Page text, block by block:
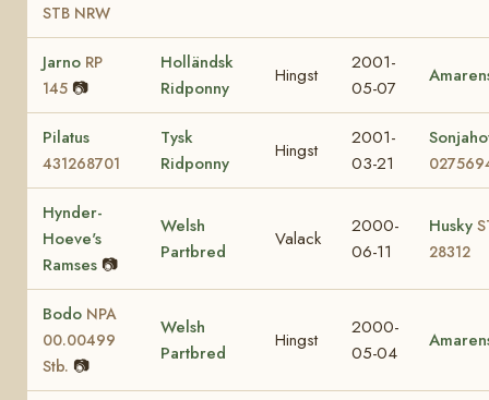
STB NRW
Jarno RP
145 📷
Holländsk
Ridponny
Hingst
2001-
05-07
Pilatus
431268701
Tysk
Ridponny
Hingst
2001-
03-21
Hynder-
Hoeve's
Ramses 📷
Welsh
Partbred
Valack
2000-
06-11
Husky
28312
Bodo NPA
00.00499
Stb. 📷
Welsh
Partbred
Hingst
2000-
05-04